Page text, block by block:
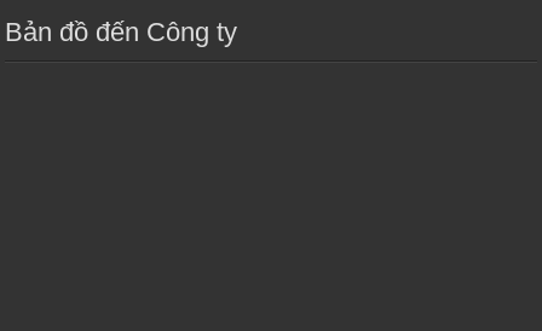
Bản đồ đến Công ty